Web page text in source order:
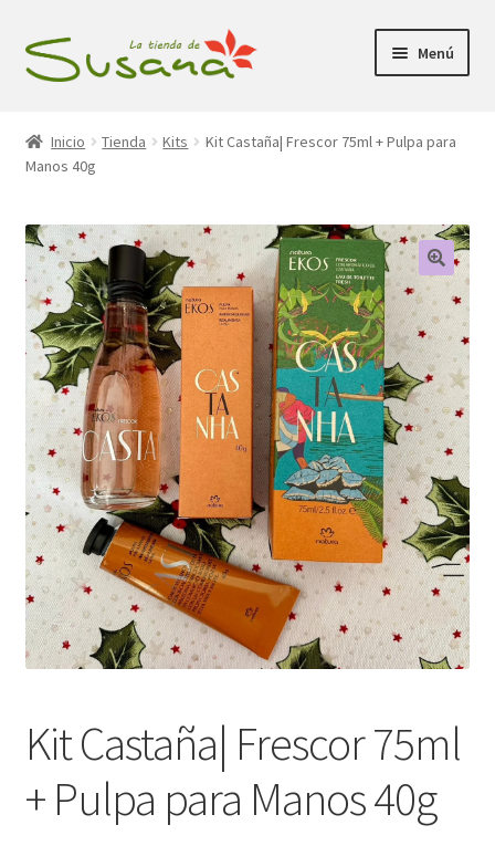
Ir
a
Ir
al
Menú
Promociones
Tienda
el
menú
hijo
Carrito
Mi Cuenta
Inicio Tienda Kits
Kit Castaña| Frescor 75ml + Pulpa para
Manos 40g
Kit Castaña| Frescor 75ml
+ Pulpa para Manos 40g